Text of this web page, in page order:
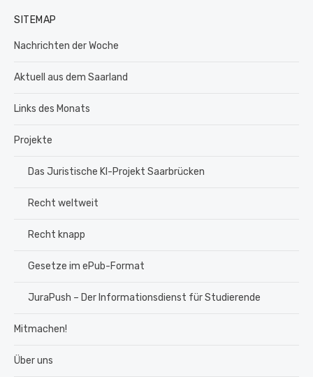
SITEMAP
Nachrichten der Woche
Aktuell aus dem Saarland
Links des Monats
Projekte
Das Juristische KI-Projekt Saarbrücken
Recht weltweit
Recht knapp
Gesetze im ePub-Format
JuraPush – Der Informationsdienst für Studierende
Mitmachen!
Über uns